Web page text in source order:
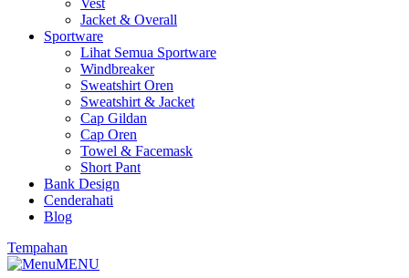
Jacket & Overall
Sportware
Lihat Semua Sportware
Windbreaker
Sweatshirt Oren
Sweatshirt & Jacket
Cap Gildan
Cap Oren
Towel & Facemask
Short Pant
Bank Design
Cenderahati
Blog
Tempahan
MENU